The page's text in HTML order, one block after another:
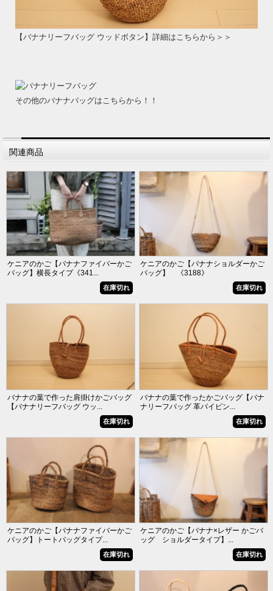
【バナナリーフバッグ ウッドボタン】詳細はこちらから＞＞
その他のバナナバッグはこちらから！！
関連商品
ケニアのかご【バナナファイバーかご
バッグ】横長タイプ《341...
在庫切れ
ケニアのかご【バナナショルダーかご
バッグ】 《3188》
在庫切れ
バナナの葉で作った肩掛けかごバッグ
【バナナリーフバッグ ウッ...
在庫切れ
バナナの葉で作ったかごバッグ【バナ
ナリーフバッグ 革パイピン...
在庫切れ
ケニアのかご【バナナファイバーかご
バッグ】トートバッグタイプ...
在庫切れ
ケニアのかご【バナナ×レザー かごバ
ッグ ショルダータイプ】...
在庫切れ